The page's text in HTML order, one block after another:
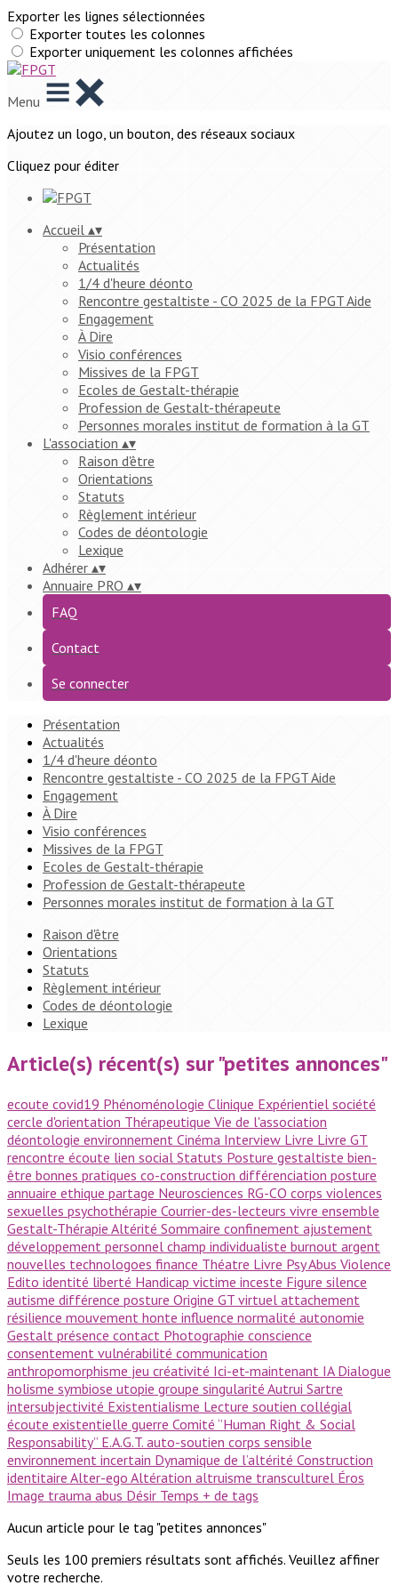
Exporter les lignes sélectionnées
Exporter toutes les colonnes
Exporter uniquement les colonnes affichées
Menu
Ajoutez un logo, un bouton, des réseaux sociaux
Cliquez pour éditer
Accueil ▴▾
Présentation
Actualités
1/4 d'heure déonto
Rencontre gestaltiste - CO 2025 de la FPGT Aide
Engagement
À Dire
Visio conférences
Missives de la FPGT
Ecoles de Gestalt-thérapie
Profession de Gestalt-thérapeute
Personnes morales institut de formation à la GT
L'association ▴▾
Raison d'être
Orientations
Statuts
Règlement intérieur
Codes de déontologie
Lexique
Adhérer ▴▾
Annuaire PRO ▴▾
FAQ
Contact
Se connecter
Présentation
Actualités
1/4 d'heure déonto
Rencontre gestaltiste - CO 2025 de la FPGT Aide
Engagement
À Dire
Visio conférences
Missives de la FPGT
Ecoles de Gestalt-thérapie
Profession de Gestalt-thérapeute
Personnes morales institut de formation à la GT
Raison d'être
Orientations
Statuts
Règlement intérieur
Codes de déontologie
Lexique
Article(s) récent(s) sur "petites annonces"
ecoute covid19 Phénoménologie Clinique Expérientiel société
cercle d'orientation Thérapeutique Vie de l'association
déontologie environnement Cinéma Interview Livre Livre GT
rencontre écoute lien social Statuts Posture gestaltiste bien-
être bonnes pratiques co-construction différenciation posture
annuaire ethique partage Neurosciences RG-CO corps violences
sexuelles psychothérapie Courrier-des-lecteurs vivre ensemble
Gestalt-Thérapie Altérité Sommaire confinement ajustement
développement personnel champ individualiste burnout argent
nouvelles technologoes finance Théatre Livre PsyAbus Violence
Edito identité liberté Handicap victime inceste Figure silence
autisme différence posture Origine GT virtuel attachement
résilience mouvement honte influence normalité autonomie
Gestalt présence contact Photographie conscience
consentement vulnérabilité communication
anthropomorphisme jeu créativité Ici-et-maintenant IA Dialogue
holisme symbiose utopie groupe singularité Autrui Sartre
intersubjectivité Existentialisme Lecture soutien collégial
écoute existentielle guerre Comité ‘’Human Right & Social
Responsability’’ E.A.G.T. auto-soutien corps sensible
environnement incertain Dynamique de l’altérité Construction
identitaire Alter-ego Altération altruisme transculturel Éros
Image trauma abus Désir Temps + de tags
Aucun article pour le tag "petites annonces"
Seuls les 100 premiers résultats sont affichés. Veuillez affiner
votre recherche.